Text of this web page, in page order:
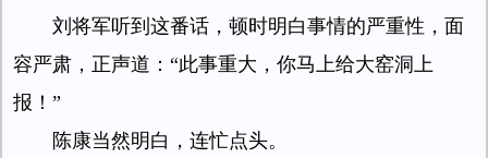
刘将军听到这番话，顿时明白事情的严重性，面
容严肃，正声道：“此事重大，你马上给大窑洞上
报！”
陈康当然明白，连忙点头。